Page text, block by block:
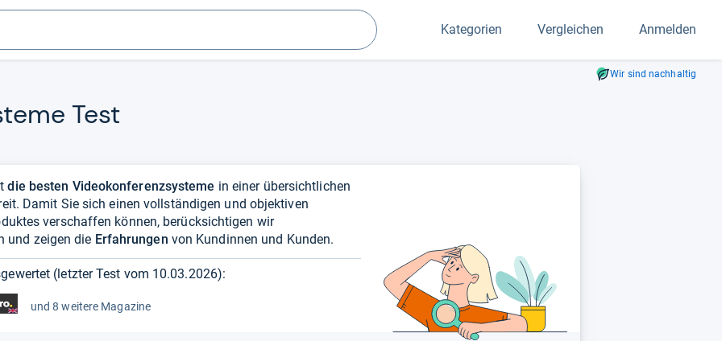
Suchen Kategorien Vergleichen Anmelden
Wir sind nachhaltig
Test
die besten Videokonferenzsysteme in einer übersichtlichen
Damit Sie sich einen vollständigen und objektiven
verschaffen können, berücksichtigen wir
und zeigen die Erfahrungen von Kundinnen und Kunden.
(letzter Test vom 10.03.2026):
und 8 weitere Magazine